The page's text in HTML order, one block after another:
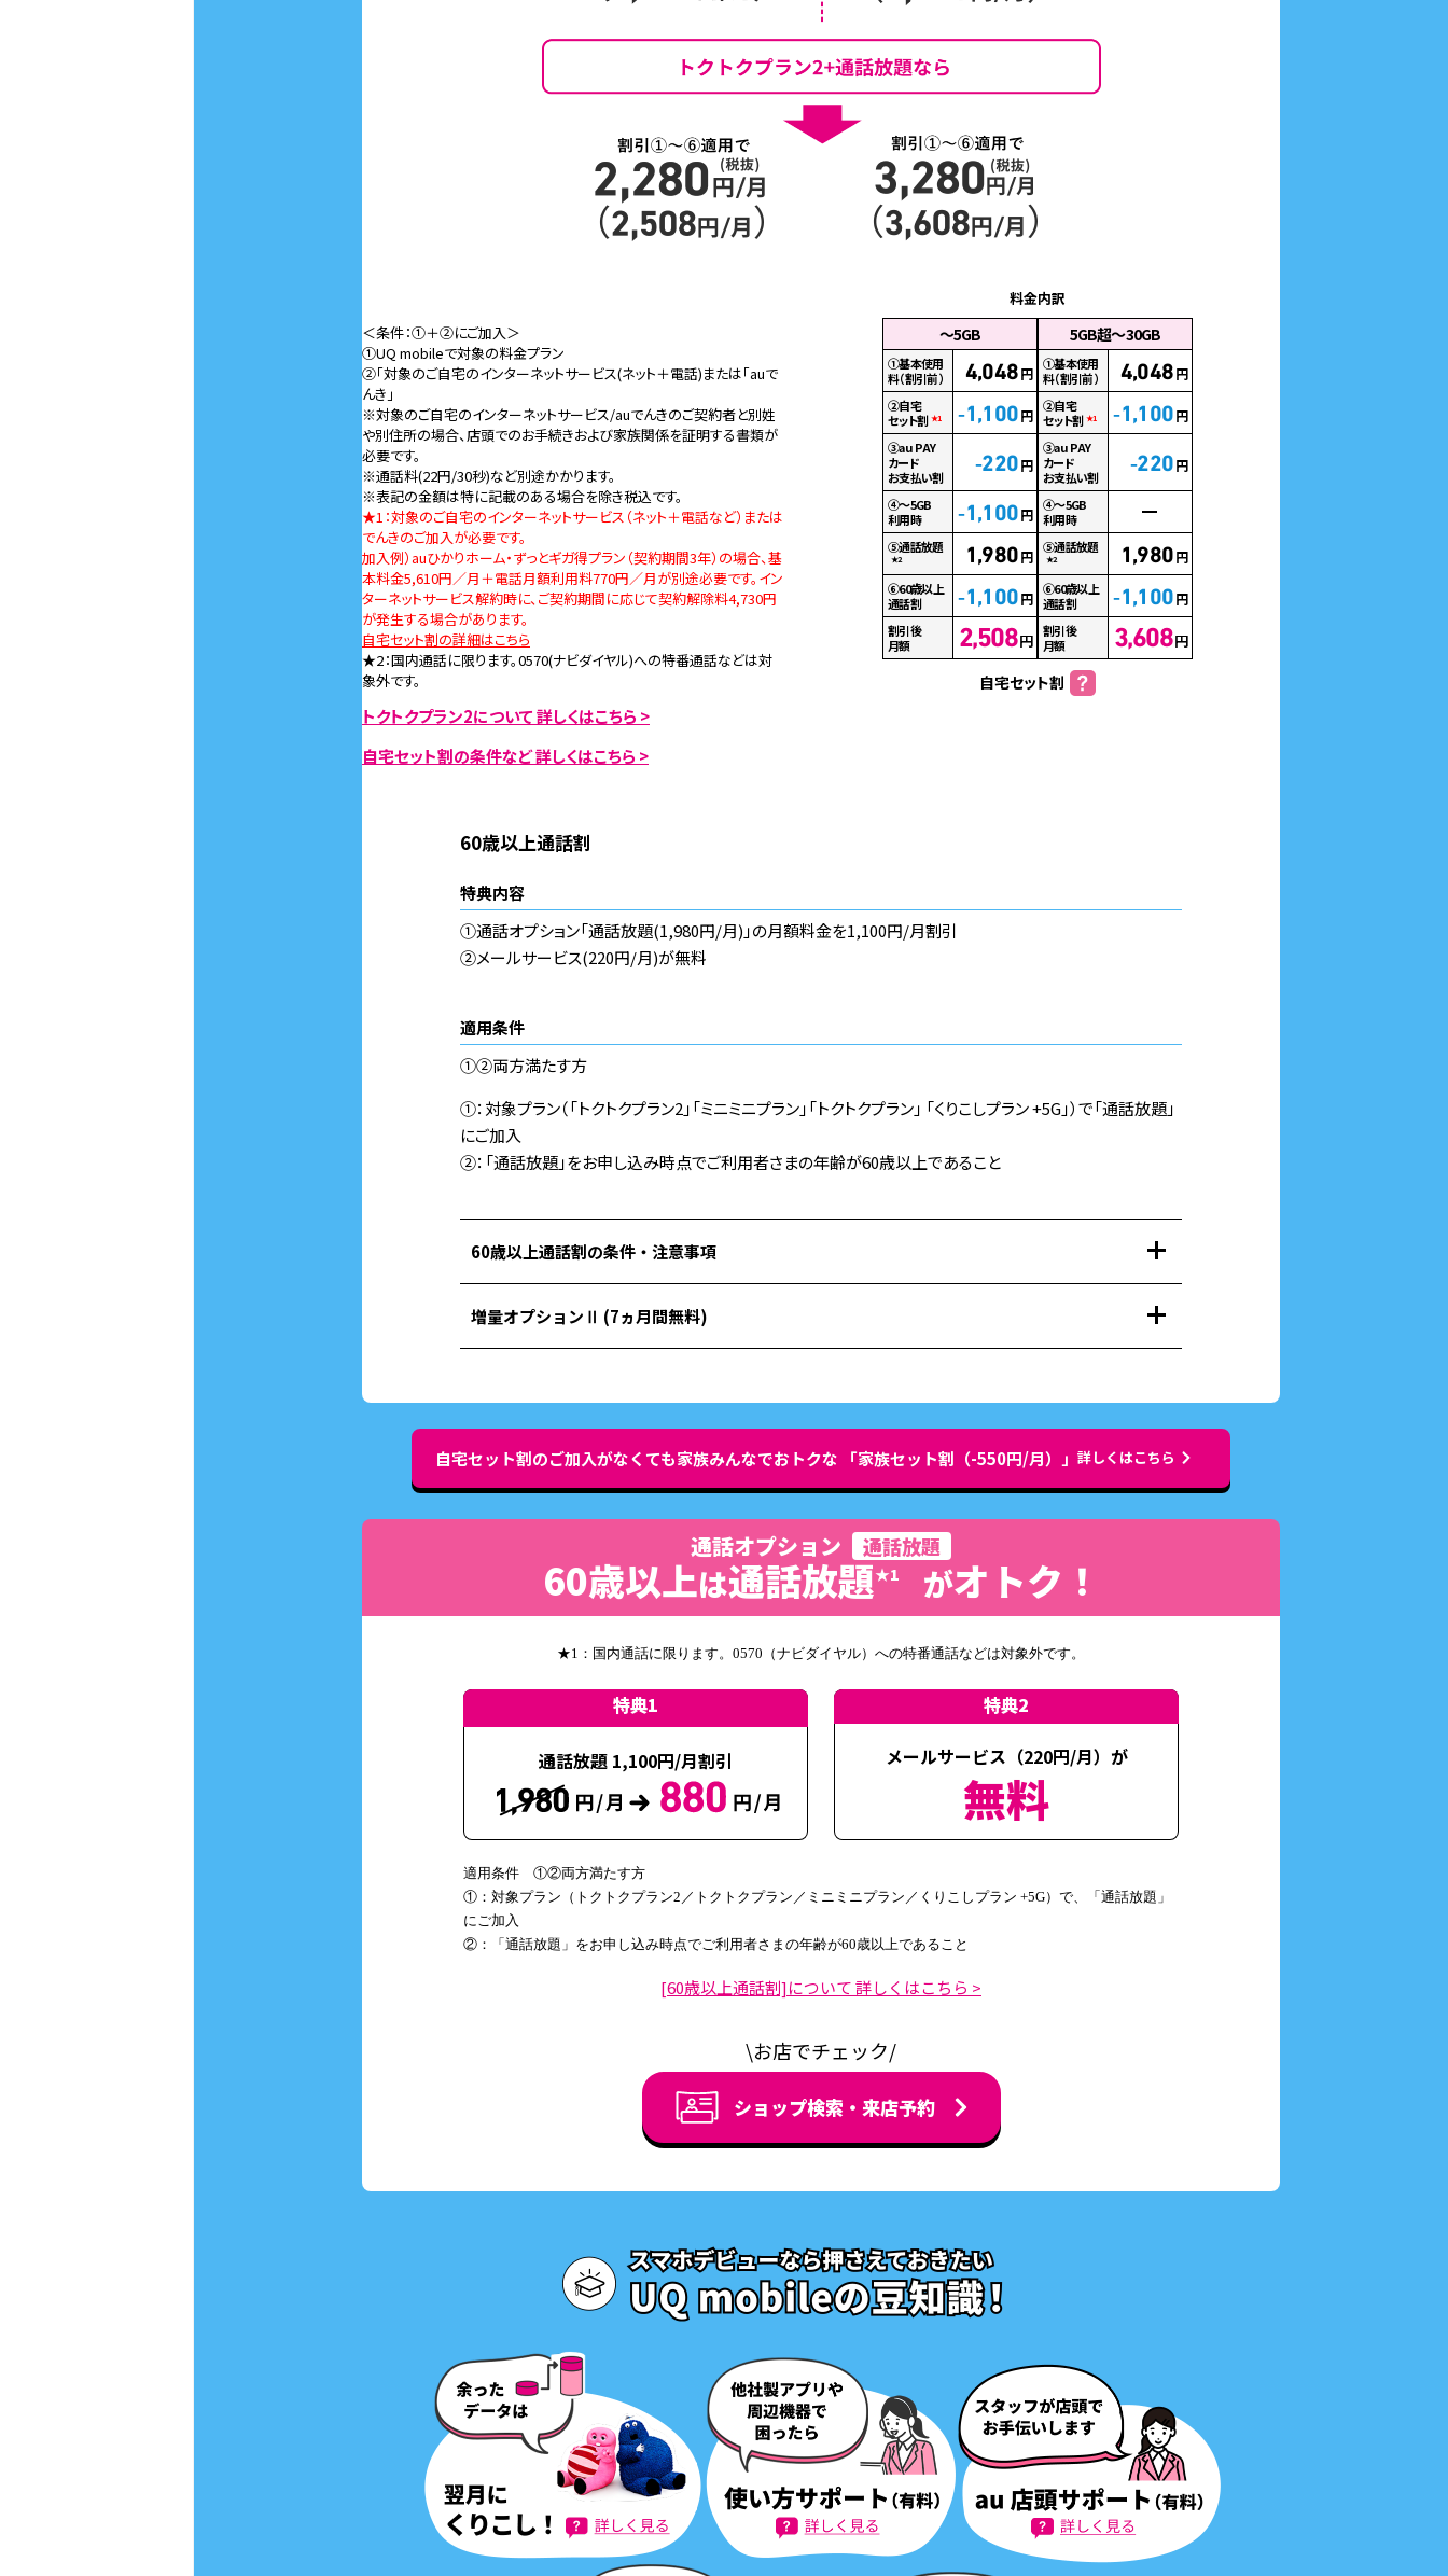
料金内訳
〜5GB
①基本使用
料（割引前）
4,048円
②自宅
セット割 ★1 -1,100円
③au PAY
カード
お支払い割
-220円
④～5GB
利用時
-1,100円
⑤通話放題
★2 1,980円
⑥60歳以上
通話割
-1,100円
割引後
月額
2,508円
5GB超〜30GB
①基本使用
料（割引前）
4,048円
②自宅
セット割 ★1 -1,100円
③au PAY
カード
お支払い割
-220円
④～5GB
利用時
⑤通話放題
★2 1,980円
⑥60歳以上
通話割
-1,100円
割引後
月額
3,608円
自宅セット割
＜条件：①＋②にご加入＞
①UQ mobileで対象の料金プラン
②「対象のご自宅のインターネットサービス(ネット＋電話)または「auで
んき」
※対象のご自宅のインターネットサービス/auでんきのご契約者と別姓
や別住所の場合、店頭でのお手続きおよび家族関係を証明する書類が
必要です。
※通話料(22円/30秒)など別途かかります。
※表記の金額は特に記載のある場合を除き税込です。
★1：対象のご自宅のインターネットサービス（ネット＋電話など）または
でんきのご加入が必要です。
加入例）auひかりホーム・ずっとギガ得プラン（契約期間3年）の場合、基
本料金5,610円／月＋電話月額利用料770円／月が別途必要です。イン
ターネットサービス解約時に、ご契約期間に応じて契約解除料4,730円
が発生する場合があります。
自宅セット割の詳細はこちら
★2：国内通話に限ります。0570(ナビダイヤル)への特番通話などは対
象外です。
トクトクプラン2について 詳しくはこちら >
自宅セット割の条件など 詳しくはこちら >
60歳以上通話割
特典内容
①通話オプション「通話放題(1,980円/月)」の月額料金を1,100円/月割引
②メールサービス(220円/月)が無料
適用条件
①②両方満たす方
①：対象プラン（「トクトクプラン2」「ミニミニプラン」「トクトクプラン」 「くりこしプラン +5G」）で「通話放題」
にご加入
②：「通話放題」をお申し込み時点でご利用者さまの年齢が60歳以上であること
60歳以上通話割の条件・注意事項
お申し込み受付期間
・2021年3月1日～
※2021年2月28日で受付終了したシニア割（60歳以上）はこちら
【60歳以上通話割】
※60歳未満の方が条件を満たした場合、60歳に達した後にお手続きいただくことで本割引を適用し
ます。詳しくはUQ mobileお客さまセンターへお問い合わせください。
※対象プランでの新規契約または機種変更と同時に60歳以上通話割の適用条件を満たした場合、
条件を満たした場合は、翌月から適用となります。
※対象プランで各種割引サービス適用後の基本料・国内通信料・オプション料(一部除く)の合計額を
上限に割引します。割引対象金額が割引額を下回る場合は、割引対象金額を上限として割引しま
す。
※割引の適用を終了した後、受付期間中に再度対象お申し込みを行い適用条件を満たすこととなっ
た場合、本割引を再度適用します。
※法人契約は対象外です。
※本特典の終了時期は別途お知らせします。
※「かけ放題（24時間いつでも）」をご利用中の方は
※お申し込みいただいた翌月より適用となります。
用となります。なお、UQ mobileの基本料金が日割りとなる場合、オプション料金は日割りを適用し
※当社が不正な長時間通話と判断した際、通話を切断する場合があります。
※国際電話や海外での発着信についても対象外となります。
その他、以下の場合には本通話オプションによる定額通話の適用を行わないことがあります。
用したり、ソフトウエアなどによる自動発信を行った場合（いずれも当社があらかじめ承諾した場合
を除きます。）
●通信の媒介、転送機能の利用、または他社が提供するサービスへの接続などを通じて、通信によ
る直接収入を得る目的で利用した場合
●通話以外の用途で利用した場合
※別に定める一部の電気通信事業者への通話や、月間744時間を超える通話は有料となる場合が
あります。定額通話の対象外となる国内通話は、他社が料金設定している場合を除き22円／30秒の
通話料がかかります。
※「通話放題」にご加入の場合、「電話きほんパック（V）（440円／月）」のオプション料は無料となり
ます。また、「電話きほんパック（V）」に含まれるオプションを個別にご利用いただいている場合も無
料になります。（オプション加入は別途お申し込みが必要です）
※「通話放題」を廃止した場合、「電話きほんパック（V）」対象のオプション料は、廃止申込月の翌月
以降、有料となります。対象のオプションをご利用にならない場合には、別途、廃止のお手続きが必
増量オプションⅡ (7ヵ月間無料)
増量オプションⅡ無料キャンペーン
※本キャンペーン終了後は、自動的に月額料金がかかります。
増量オプションⅡ適用時
データ増量7ヵ月間無料
増量オプションⅡ 無料キャンペーン詳しくはこちら >
2022年12月1日(木)～終了日未定 ※終了する場合は事前にご連絡します。
増量オプションⅡの月額料金を、適用月から7ヵ月間無料
増量オプションⅡに初めてご加入いただくこと。
適用条件を満たした場合、増量オプションⅡ 無料キャンペーン（以下、本キャンペーン）が自動で適用となりま
自宅セット割のご加入がなくても家族みんなでおトクな 「家族セット割（-550円/月）」 詳しくはこちら
通話オプション 通話放題
60歳以上は通話放題★1 がオトク！
★1：国内通話に限ります。0570（ナビダイヤル）への特番通話などは対象外です。
特典1
通話放題 1,100円/月割引
特典2
メールサービス（220円/月）が
無料
適用条件 ①②両方満たす方
①：対象プラン（トクトクプラン2／トクトクプラン／ミニミニプラン／くりこしプラン +5G）で、「通話放題」
にご加入
②：「通話放題」をお申し込み時点でご利用者さまの年齢が60歳以上であること
[60歳以上通話割]について詳しくはこちら >
\お店でチェック/
ショップ検索・来店予約